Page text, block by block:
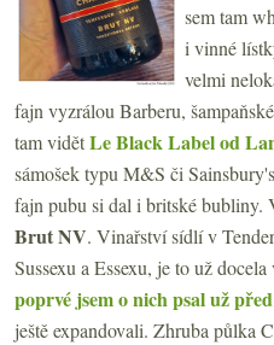
sem tam
i vinné
velmi
fajn vyzrálou Barberu,
tam vidětLe Black Label od
sámošek typu M&S či
fajn pubu si dal i britské bubliny.
Brut NV. Vinařství sídlí v
Sussexu a Essexu, je to už
poprvé jsem o nich psal už
ještě expandovali. Zhruba půlka